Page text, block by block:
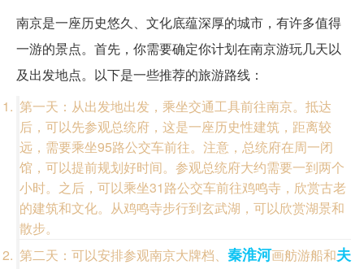
南京是一座历史悠久、文化底蕴深厚的城市，有许多值得
一游的景点。首先，你需要确定你计划在南京游玩几天以
及出发地点。以下是一些推荐的旅游路线：
第一天：从出发地出发，乘坐交通工具前往南京。抵达
后，可以先参观总统府，这是一座历史性建筑，距离较
远，需要乘坐95路公交车前往。注意，总统府在周一闭
馆，可以提前规划好时间。参观总统府大约需要一到两个
小时。之后，可以乘坐31路公交车前往鸡鸣寺，欣赏古老
的建筑和文化。从鸡鸣寺步行到玄武湖，可以欣赏湖景和
散步。
第二天：可以安排参观南京大牌档、 秦淮河画舫游船和夫